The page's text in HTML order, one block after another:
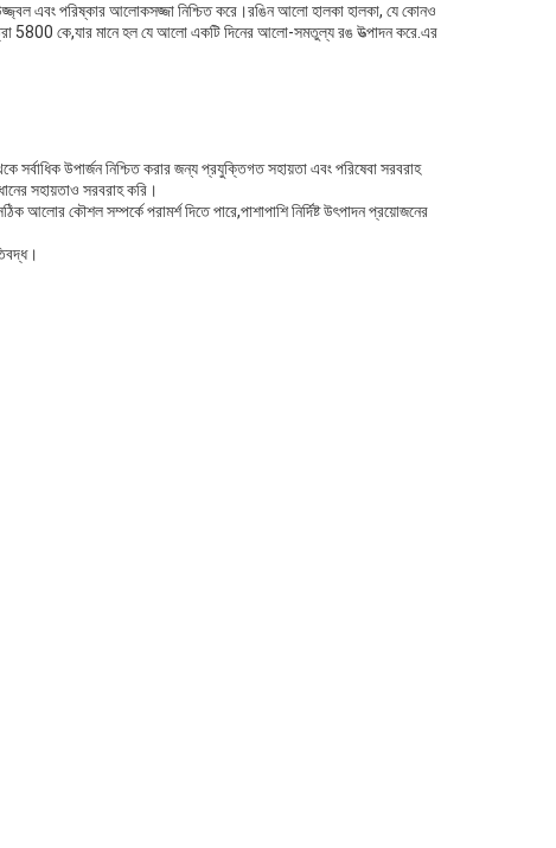
এবং পরিষ্কার আলোকসজ্জা নিশ্চিত করে।রঙিন আলো হালকা হালকা, যে কোনও
5800 কে,যার মানে হল যে আলো একটি দিনের আলো-সমতুল্য রঙ উত্পাদন করে.এর
উপার্জন নিশ্চিত করার জন্য প্রযুক্তিগত সহায়তা এবং পরিষেবা সরবরাহ
সহায়তাও সরবরাহ করি।
কৌশল সম্পর্কে পরামর্শ দিতে পারে,পাশাপাশি নির্দিষ্ট উৎপাদন প্রয়োজনের